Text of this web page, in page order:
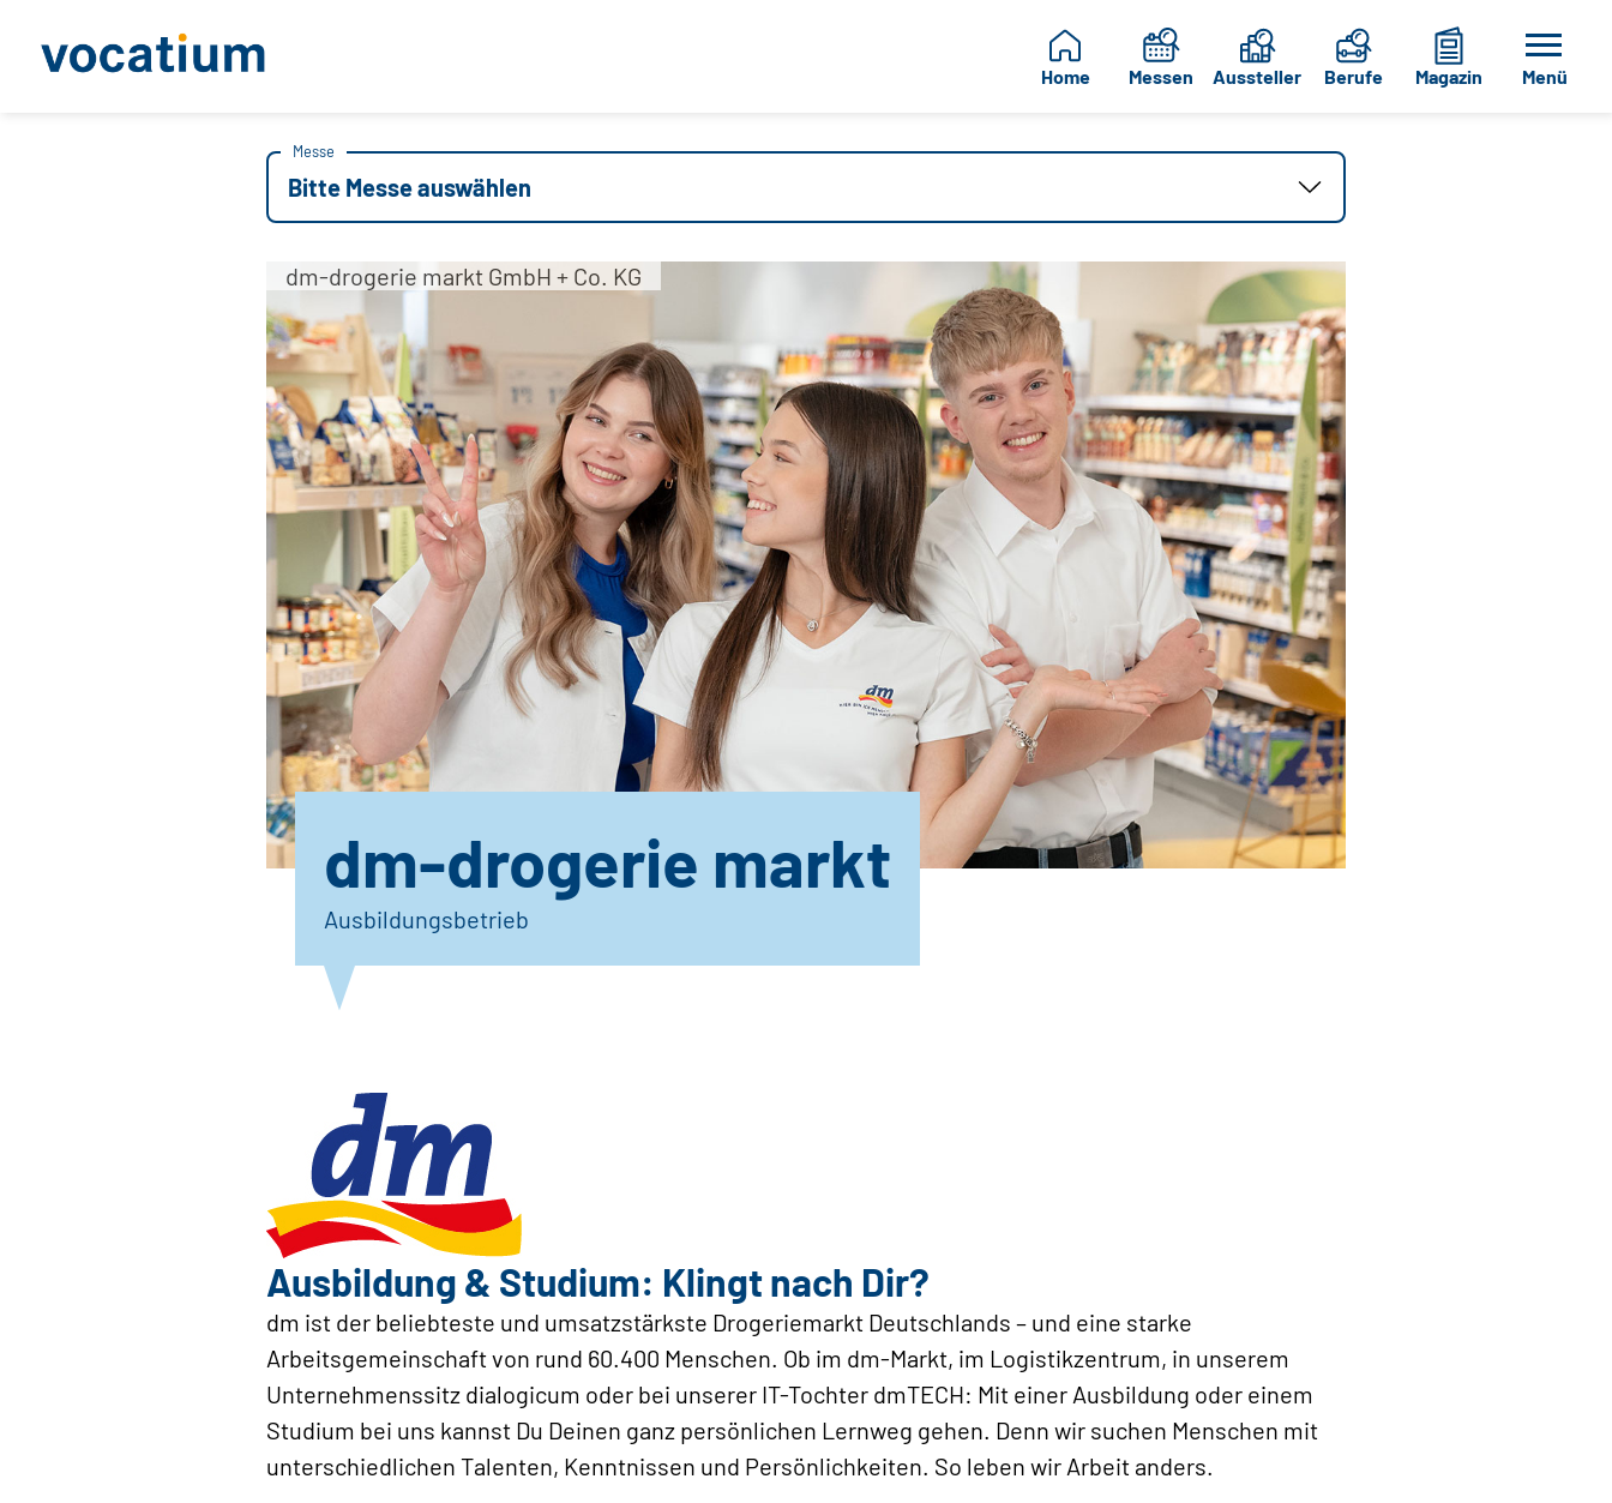
Home Messen Aussteller Berufe Magazin Menü
Messe
Bitte Messe auswählen
dm-drogerie markt GmbH + Co. KG
dm-drogerie markt
Ausbildungsbetrieb
Ausbildung & Studium: Klingt nach Dir?
dm ist der beliebteste und umsatzstärkste Drogeriemarkt Deutschlands – und eine starke
Arbeitsgemeinschaft von rund 60.400 Menschen. Ob im dm-Markt, im Logistikzentrum, in unserem
Unternehmenssitz dialogicum oder bei unserer IT-Tochter dmTECH: Mit einer Ausbildung oder einem
Studium bei uns kannst Du Deinen ganz persönlichen Lernweg gehen. Denn wir suchen Menschen mit
unterschiedlichen Talenten, Kenntnissen und Persönlichkeiten. So leben wir Arbeit anders.